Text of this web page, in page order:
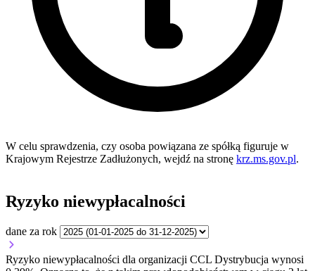
W celu sprawdzenia, czy osoba powiązana ze spółką figuruje w
Krajowym Rejestrze Zadłużonych, wejdź na stronę krz.ms.gov.pl.
Ryzyko niewypłacalności
dane za rok
Ryzyko niewypłacalności dla organizacji CCL Dystrybucja wynosi